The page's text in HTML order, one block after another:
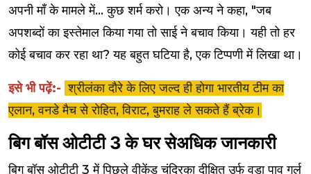
अपनी माँ के मामले में... कुछ शर्म करो। एक अन्य ने कहा, "जब
अपशब्दों का इस्तेमाल किया गया तो साई ने बचाव किया। यही तो हर
कोई बचाव कर रहा था? यह बहुत घटिया है, एक टिप्पणी में लिखा था।
इसे भी पढ़ें:- श्रीलंका दौरे के लिए जल्द ही होगा भारतीय टीम का
एलान, वनडे मैच से रोहित, विराट, बुमराह ले सकते हैं ब्रेक।
बिग बॉस ओटीटी 3 के घर सेअधिक जानकारी
बिग बॉस ओटीटी 3 में पिछले वीकेंड चंद्रिका दीक्षित उर्फ वड़ा पाव गर्ल